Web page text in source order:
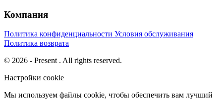
Компания
Политика конфиденциальности Условия обслуживания
Политика возврата
© 2026 - Present . All rights reserved.
Настройки cookie
Мы используем файлы cookie, чтобы обеспечить вам лучший